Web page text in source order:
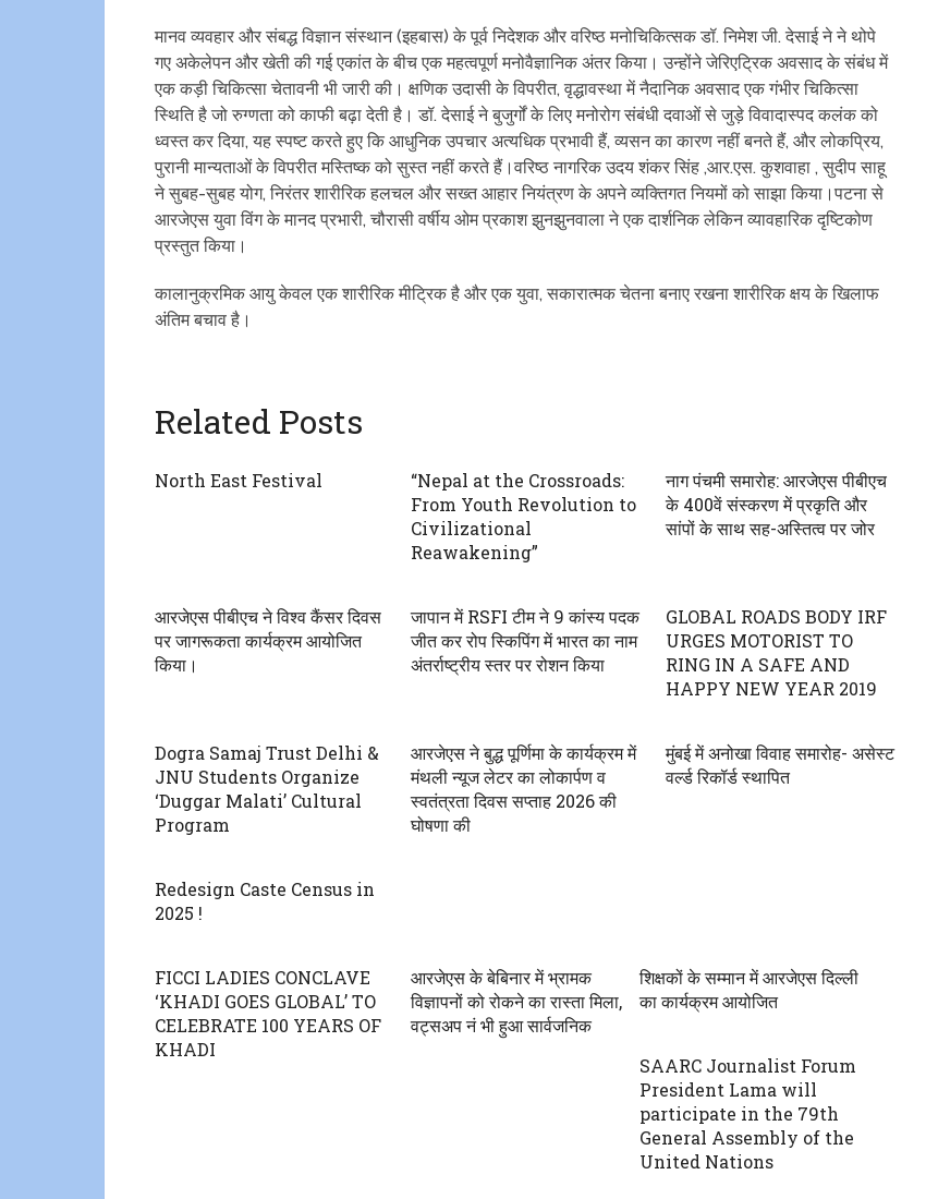
मानव व्यवहार और संबद्ध विज्ञान संस्थान (इहबास) के पूर्व निदेशक और वरिष्ठ मनोचिकित्सक डॉ. निमेश जी. देसाई ने ने थोपे
गए अकेलेपन और खेती की गई एकांत के बीच एक महत्वपूर्ण मनोवैज्ञानिक अंतर किया। उन्होंने जेरिएट्रिक अवसाद के संबंध में
एक कड़ी चिकित्सा चेतावनी भी जारी की। क्षणिक उदासी के विपरीत, वृद्धावस्था में नैदानिक अवसाद एक गंभीर चिकित्सा
स्थिति है जो रुग्णता को काफी बढ़ा देती है। डॉ. देसाई ने बुजुर्गों के लिए मनोरोग संबंधी दवाओं से जुड़े विवादास्पद कलंक को
ध्वस्त कर दिया, यह स्पष्ट करते हुए कि आधुनिक उपचार अत्यधिक प्रभावी हैं, व्यसन का कारण नहीं बनते हैं, और लोकप्रिय,
पुरानी मान्यताओं के विपरीत मस्तिष्क को सुस्त नहीं करते हैं।वरिष्ठ नागरिक उदय शंकर सिंह ,आर.एस. कुशवाहा , सुदीप साहू
ने सुबह-सुबह योग, निरंतर शारीरिक हलचल और सख्त आहार नियंत्रण के अपने व्यक्तिगत नियमों को साझा किया।पटना से
आरजेएस युवा विंग के मानद प्रभारी, चौरासी वर्षीय ओम प्रकाश झुनझुनवाला ने एक दार्शनिक लेकिन व्यावहारिक दृष्टिकोण
प्रस्तुत किया।
कालानुक्रमिक आयु केवल एक शारीरिक मीट्रिक है और एक युवा, सकारात्मक चेतना बनाए रखना शारीरिक क्षय के खिलाफ
अंतिम बचाव है।
Related Posts
North East Festival
“Nepal at the Crossroads:
From Youth Revolution to
Civilizational
Reawakening”
नाग पंचमी समारोह: आरजेएस पीबीएच
के 400वें संस्करण में प्रकृति और
सांपों के साथ सह-अस्तित्व पर जोर
आरजेएस पीबीएच ने विश्व कैंसर दिवस
पर जागरूकता कार्यक्रम आयोजित
किया।
जापान में RSFI टीम ने 9 कांस्य पदक
जीत कर रोप स्किपिंग में भारत का नाम
अंतर्राष्ट्रीय स्तर पर रोशन किया
GLOBAL ROADS BODY IRF
URGES MOTORIST TO
RING IN A SAFE AND
HAPPY NEW YEAR 2019
Dogra Samaj Trust Delhi &
JNU Students Organize
‘Duggar Malati’ Cultural
Program
आरजेएस ने बुद्ध पूर्णिमा के कार्यक्रम में
मंथली न्यूज लेटर का लोकार्पण व
स्वतंत्रता दिवस सप्ताह 2026 की
घोषणा की
मुंबई में अनोखा विवाह समारोह- असेस्ट
वर्ल्ड रिकॉर्ड स्थापित
Redesign Caste Census in
2025 !
FICCI LADIES CONCLAVE
‘KHADI GOES GLOBAL’ TO
CELEBRATE 100 YEARS OF
KHADI
आरजेएस के बेबिनार में भ्रामक
विज्ञापनों को रोकने का रास्ता मिला,
वट्सअप नं भी हुआ सार्वजनिक
शिक्षकों के सम्मान में आरजेएस दिल्ली
का कार्यक्रम आयोजित
SAARC Journalist Forum
President Lama will
participate in the 79th
General Assembly of the
United Nations